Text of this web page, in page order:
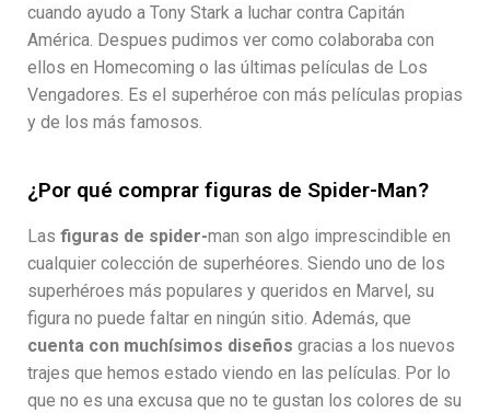
cuando ayudo a Tony Stark a luchar contra Capitán
América. Despues pudimos ver como colaboraba con
ellos en Homecoming o las últimas películas de Los
Vengadores. Es el superhéroe con más películas propias
y de los más famosos.
¿Por qué comprar figuras de Spider-Man?
Las figuras de spider-man son algo imprescindible en
cualquier colección de superhéores. Siendo uno de los
superhéroes más populares y queridos en Marvel, su
figura no puede faltar en ningún sitio. Además, que
cuenta con muchísimos diseños gracias a los nuevos
trajes que hemos estado viendo en las películas. Por lo
que no es una excusa que no te gustan los colores de su